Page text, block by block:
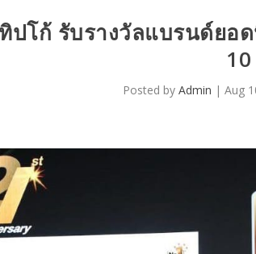
ทิปโก้ รับรางวัลแบรนด์ยอ
Posted byAdmin |Aug